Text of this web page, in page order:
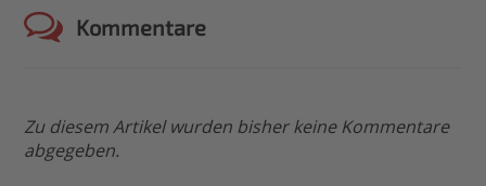
Kommentare
Zu diesem Artikel wurden bisher keine Kommentare
abgegeben.